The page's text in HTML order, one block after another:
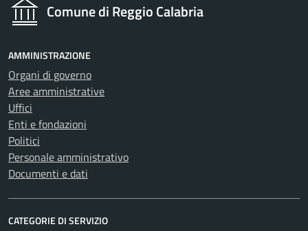
Comune di Reggio Calabria
AMMINISTRAZIONE
Organi di governo
Aree amministrative
Uffici
Enti e fondazioni
Politici
Personale amministrativo
Documenti e dati
CATEGORIE DI SERVIZIO